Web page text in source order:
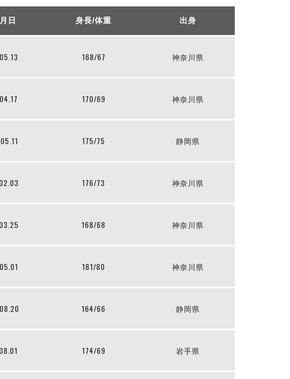
日 身長/体重 出身
168/67 神奈川県
170/69 神奈川県
175/75 静岡県
176/73 神奈川県
168/68 神奈川県
181/80 神奈川県
164/66 静岡県
174/69 岩手県